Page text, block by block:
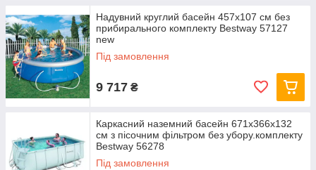
Надувний круглий басейн 457х107 см без
прибирального комплекту Bestway 57127
new
Під замовлення
9 717 ₴
Каркасний наземний басейн 671x366x132
см з пісочним фільтром без убору.комплекту
Bestway 56278
Під замовлення